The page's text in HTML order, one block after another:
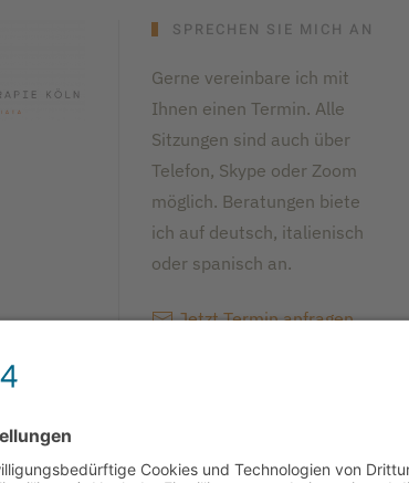
SPRECHEN SIE MICH AN
Gerne vereinbare ich mit
Ihnen einen Termin. Alle
Sitzungen sind auch über
Telefon, Skype oder Zoom
möglich. Beratungen biete
ich auf deutsch, italienisch
oder spanisch an.
Jetzt Termin anfragen